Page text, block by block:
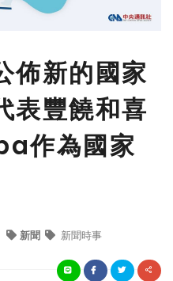
佈新的國家
表豐饒和喜
作為國家
新聞 新聞時事